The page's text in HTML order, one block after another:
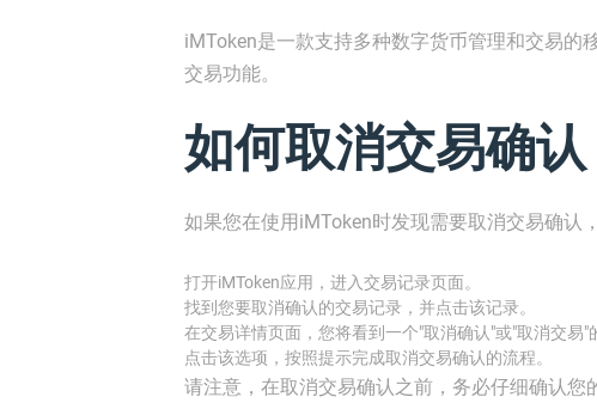
iMToken是一款支持多种数字货币管理和交易的
交易功能。
如何取消交易确认
如果您在使用iMToken时发现需要取消交易确认
打开iMToken应用，进入交易记录页面。
找到您要取消确认的交易记录，并点击该记录。
在交易详情页面，您将看到一个"取消确认"或"取消交易"
点击该选项，按照提示完成取消交易确认的流程。
请注意，在取消交易确认之前，务必仔细确认您